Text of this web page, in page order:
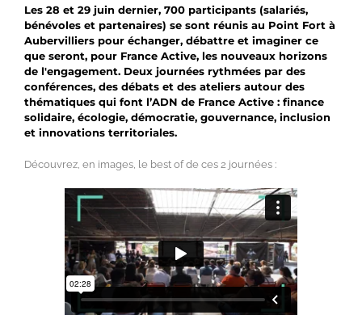
Les 28 et 29 juin dernier, 700 participants (salariés,
bénévoles et partenaires) se sont réunis au Point Fort à
Aubervilliers pour échanger, débattre et imaginer ce
que seront, pour France Active, les nouveaux horizons
de l'engagement. Deux journées rythmées par des
conférences, des débats et des ateliers autour des
thématiques qui font l’ADN de France Active : finance
solidaire, écologie, démocratie, gouvernance, inclusion
et innovations territoriales.
Découvrez, en images, le best of de ces 2 journées :